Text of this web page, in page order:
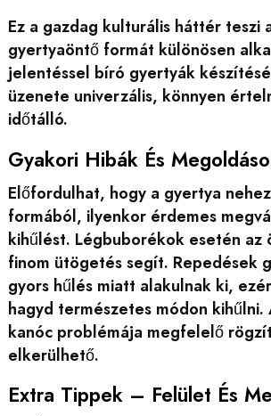
Ez a gazdag kulturális háttér teszi
gyertyaöntő formát különösen
jelentéssel bíró gyertyák
üzenete univerzális, könnyen
időtálló.
Gyakori Hibák És
Előfordulhat, hogy a gyertya
formából, ilyenkor érdemes
kihűlést. Légbuborékok esetén az
finom ütögetés segít. Repedések
gyors hűlés miatt alakulnak ki,
hagyd természetes módon kihűlni.
kanóc problémája megfelelő
elkerülhető.
Extra Tippek – Felület És